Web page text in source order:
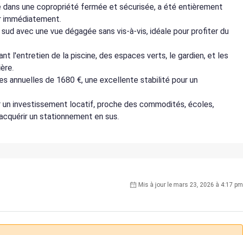
une copropriété fermée et sécurisée, a été entièrement
immédiatement.
avec une vue dégagée sans vis-à-vis, idéale pour profiter du
l'entretien de la piscine, des espaces verts, le gardien, et les
annuelles de 1680 €, une excellente stabilité pour un
investissement locatif, proche des commodités, écoles,
un stationnement en sus.
Mis à jour le mars 23, 2026 à 4:17 pm